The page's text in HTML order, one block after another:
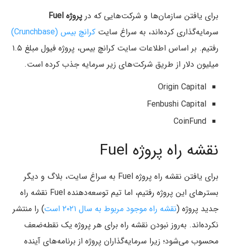
برای یافتن سازمان‌ها و شرکت‌هایی که در پروژه Fuel
سرمایه‌گذاری کرده‌اند، به سراغ سایت کرانچ بیس (Crunchbase)
رفتیم. بر اساس اطلاعات سایت کرانچ بیس، پروژه فیول مبلغ ۱.۵
میلیون دلار از طریق شرکت‌های زیر سرمایه جذب کرده است.
Origin Capital
Fenbushi Capital
CoinFund
نقشه راه پروژه Fuel
برای یافتن نقشه راه پروژه Fuel به سراغ سایت، بلاگ و دیگر
بسترهای این پروژه رفتیم، اما تیم توسعه‌دهنده Fuel نقشه راه
جدید پروژه (نقشه راه موجود مربوط به سال ۲۰۲۱ است
) را منتشر
نکرده‌اند. به‌روز نبودن نقشه راه برای هر پروژه یک نقطه‌ضعف
محسوب می‌شود؛ زیرا سرمایه‌گذاران پروژه از برنامه‌های آینده